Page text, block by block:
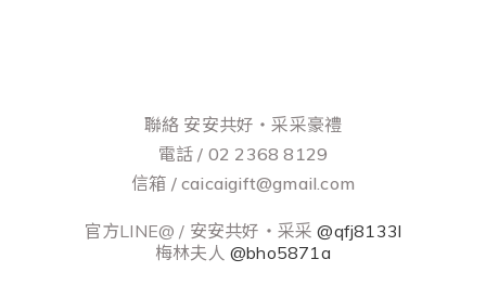
聯絡 安安共好‧采采豪禮
電話 / 02 2368 8129
信箱 / caicaigift@gmail.com
官方LINE@ / 安安共好‧采采@qfj8133l
梅林夫人@bho5871a